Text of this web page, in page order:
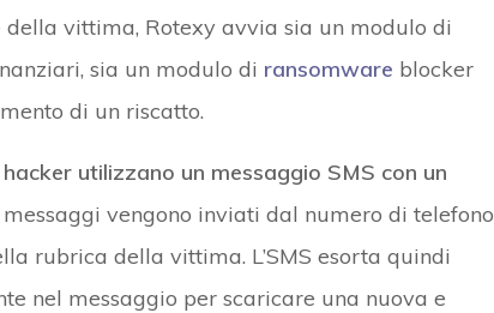
vittima, Rotexy avvia sia un modulo di
sia un modulo di ransomware blocker
di un riscatto.
utilizzano un messaggio SMS con un
vengono inviati dal numero di telefono
rubrica della vittima. L’SMS esorta quindi
nel messaggio per scaricare una nuova e